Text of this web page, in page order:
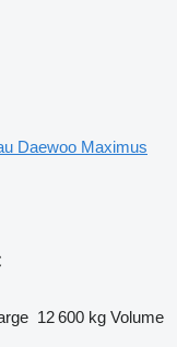
Daewoo Maximus
12 600 kg Volume